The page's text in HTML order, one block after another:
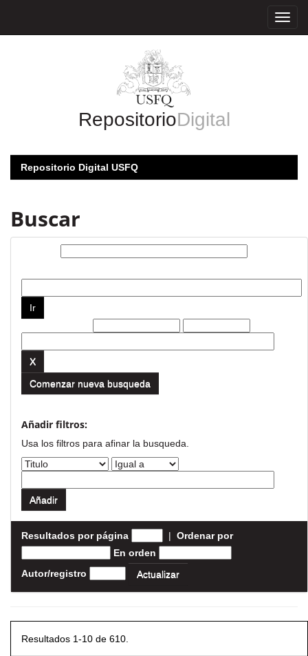
RepositorioDigital
Repositorio Digital USFQ
Buscar
Comenzar nueva busqueda
Añadir filtros:
Usa los filtros para afinar la busqueda.
Resultados por página | Ordenar por
En orden
Autor/registro
Resultados 1-10 de 610.